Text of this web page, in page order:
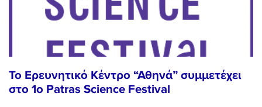
Το Ερευνητικό Κέντρο “Αθηνά” συμμετέχει
στο 1o Patras Science Festival